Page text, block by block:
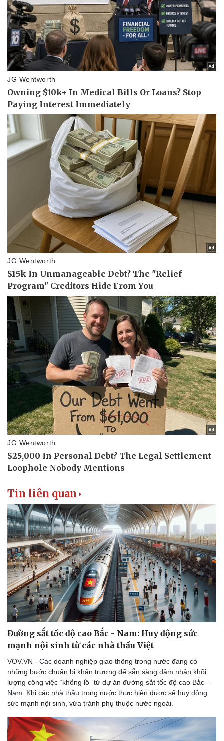
Sức khỏe
Dinh dưỡng - món ngon
Cây thuốc
Sản phụ khoa
Nhi khoa
Nam khoa
Làm đẹp - giảm cân
Phòng mạch online
Ăn sạch sống khỏe
Đời sống
Nhà đẹp
Blog
Tình yêu - Gia đình
Văn hóa
Sân khấu - Điện ảnh
Văn học
Di sản
Giải trí
Tin liên quan
Đường sắt tốc độ cao Bắc - Nam: Huy động sức
mạnh nội sinh từ các nhà thầu Việt
VOV.VN - Các doanh nghiệp giao thông trong nước đang có
những bước chuẩn bị khẩn trương để sẵn sàng đảm nhận khối
lượng công việc “khổng lồ” từ dự án đường sắt tốc độ cao Bắc -
Nam. Khi các nhà thầu trong nước thực hiện được sẽ huy động
sức mạnh nội sinh, vừa tránh phụ thuộc nước ngoài.